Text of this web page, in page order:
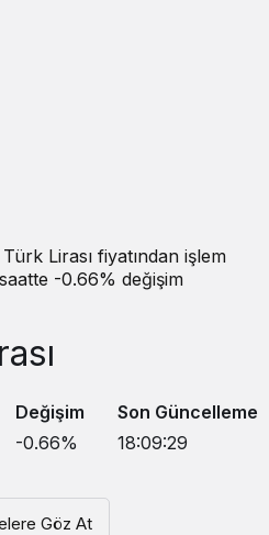
Lirası fiyatından işlem
-0.66% değişim
Değişim
-0.66%
Son Güncelleme
18:09:29
Göz At